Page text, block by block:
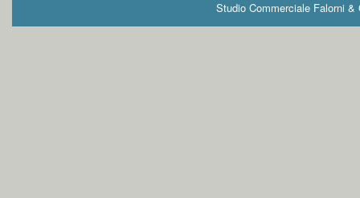
Studio Commerciale Falorni